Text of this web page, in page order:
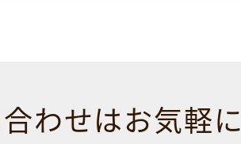
わせはお気軽に